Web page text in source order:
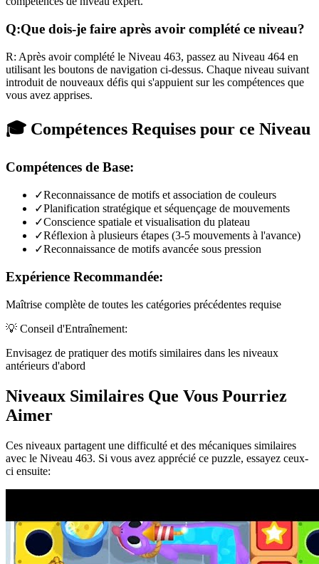
Q:Que dois-je faire après avoir complété ce niveau?
R: Après avoir complété le Niveau 463, passez au Niveau 464 en
utilisant les boutons de navigation ci-dessus. Chaque niveau suivant
introduit de nouveaux défis qui s'appuient sur les compétences que
vous avez apprises.
🎓 Compétences Requises pour ce Niveau
Compétences de Base:
✓Reconnaissance de motifs et association de couleurs
✓Planification stratégique et séquençage de mouvements
✓Conscience spatiale et visualisation du plateau
✓Réflexion à plusieurs étapes (3-5 mouvements à l'avance)
✓Reconnaissance de motifs avancée sous pression
Expérience Recommandée:
Maîtrise complète de toutes les catégories précédentes requise
💡 Conseil d'Entraînement:
Envisagez de pratiquer des motifs similaires dans les niveaux
antérieurs d'abord
Niveaux Similaires Que Vous Pourriez
Aimer
Ces niveaux partagent une difficulté et des mécaniques similaires
avec le Niveau 463. Si vous avez apprécié ce puzzle, essayez ceux-
ci ensuite: